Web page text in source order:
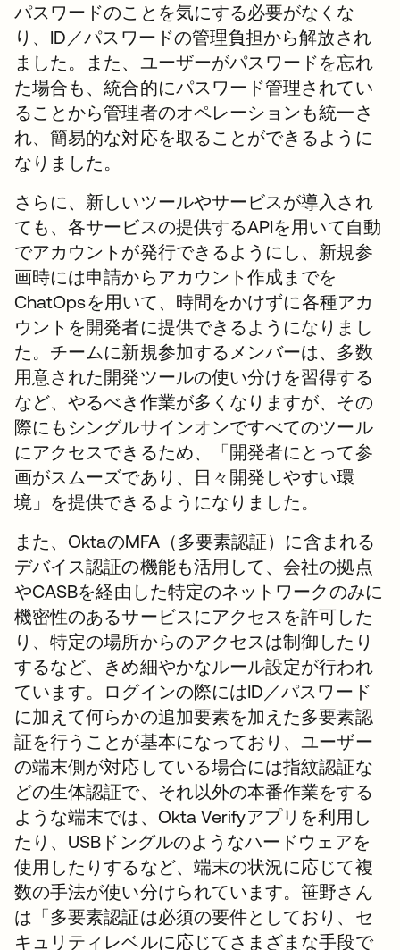
パスワードのことを気にする必要がなくな
り、ID／パスワードの管理負担から解放され
ました。また、ユーザーがパスワードを忘れ
た場合も、統合的にパスワード管理されてい
ることから管理者のオペレーションも統一さ
れ、簡易的な対応を取ることができるように
なりました。
さらに、新しいツールやサービスが導入され
ても、各サービスの提供するAPIを用いて自動
でアカウントが発行できるようにし、新規参
画時には申請からアカウント作成までを
ChatOpsを用いて、時間をかけずに各種アカ
ウントを開発者に提供できるようになりまし
た。チームに新規参加するメンバーは、多数
用意された開発ツールの使い分けを習得する
など、やるべき作業が多くなりますが、その
際にもシングルサインオンですべてのツール
にアクセスできるため、「開発者にとって参
画がスムーズであり、日々開発しやすい環
境」を提供できるようになりました。
また、OktaのMFA（多要素認証）に含まれる
デバイス認証の機能も活用して、会社の拠点
やCASBを経由した特定のネットワークのみに
機密性のあるサービスにアクセスを許可した
り、特定の場所からのアクセスは制御したり
するなど、きめ細やかなルール設定が行われ
ています。ログインの際にはID／パスワード
に加えて何らかの追加要素を加えた多要素認
証を行うことが基本になっており、ユーザー
の端末側が対応している場合には指紋認証な
どの生体認証で、それ以外の本番作業をする
ような端末では、Okta Verifyアプリを利用し
たり、USBドングルのようなハードウェアを
使用したりするなど、端末の状況に応じて複
数の手法が使い分けられています。笹野さん
は「多要素認証は必須の要件としており、セ
キュリティレベルに応じてさまざまな手段で